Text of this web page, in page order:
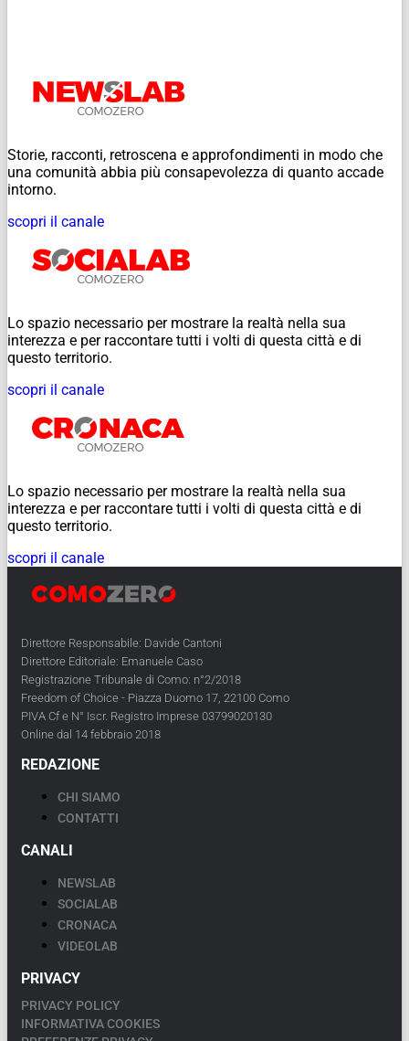
Storie, racconti, retroscena e approfondimenti in modo che
una comunità abbia più consapevolezza di quanto accade
intorno.
scopri il canale
Lo spazio necessario per mostrare la realtà nella sua
interezza e per raccontare tutti i volti di questa città e di
questo territorio.
scopri il canale
Lo spazio necessario per mostrare la realtà nella sua
interezza e per raccontare tutti i volti di questa città e di
questo territorio.
scopri il canale
Direttore Responsabile: Davide Cantoni
Direttore Editoriale: Emanuele Caso
Registrazione Tribunale di Como: n°2/2018
Freedom of Choice - Piazza Duomo 17, 22100 Como
PIVA Cf e N° Iscr. Registro Imprese 03799020130
Online dal 14 febbraio 2018
REDAZIONE
CHI SIAMO
CONTATTI
CANALI
NEWSLAB
SOCIALAB
CRONACA
VIDEOLAB
PRIVACY
PRIVACY POLICY
INFORMATIVA COOKIES